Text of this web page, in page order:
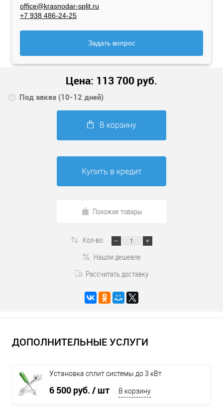
office@krasnodar-split.ru
+7 938 486-24-25
Задать вопрос
Цена: 113 700 руб.
Под заказ (10-12 дней)
В корзину
Купить в кредит
Похожие товары
Кол-во:
Нашли дешевле
Рассчитать доставку
ДОПОЛНИТЕЛЬНЫЕ УСЛУГИ
Установка сплит системы до 3 кВт
6 500 руб. / шт В корзину